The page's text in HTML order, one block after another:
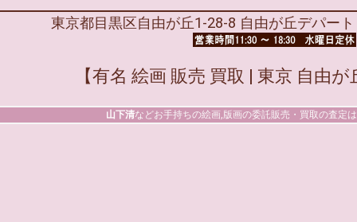
東京都目黒区自由が丘1-28-8 自由が丘デパー
【有名 絵画 販売 買取 | 東京 自由
山下清などお手持ちの絵画,版画の委託販売・買取の査定